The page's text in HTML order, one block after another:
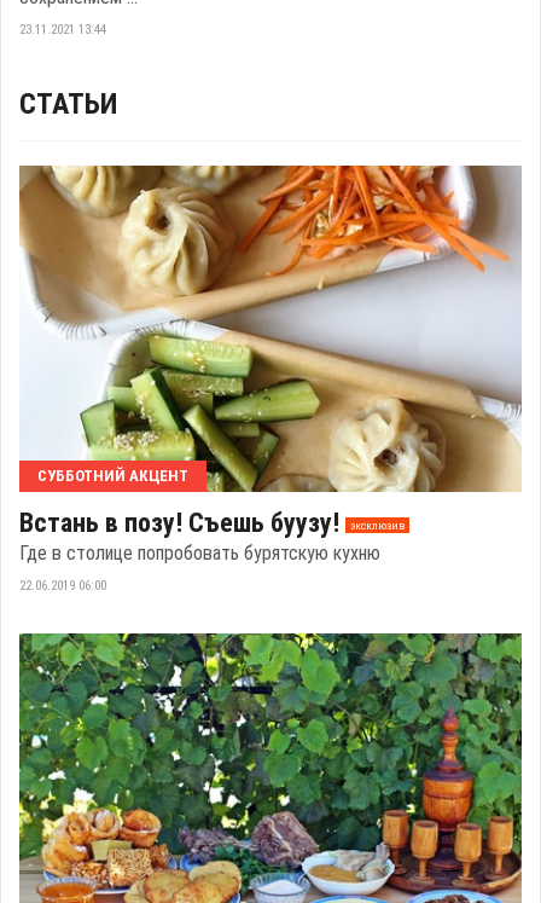
23.11.2021 13:44
СТАТЬИ
СУББОТНИЙ АКЦЕНТ
Встань в позу! Съешь буузу! эксклюзив
Где в столице попробовать бурятскую кухню
22.06.2019 06:00